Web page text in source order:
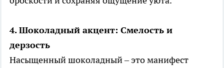
4. Шоколадный акцент: Смелость и
дерзость
Насыщенный шоколадный – это манифест